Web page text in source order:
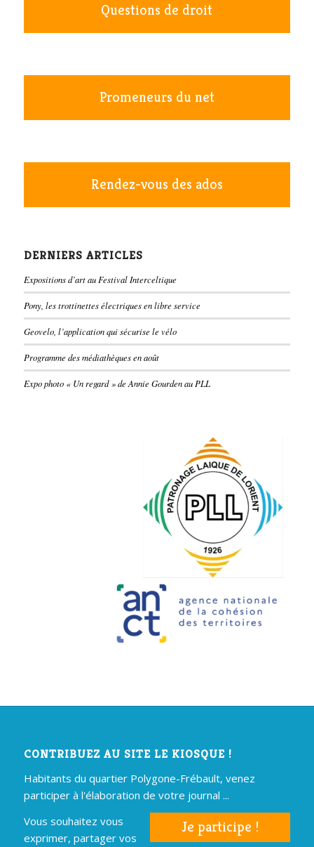
Questions de droit
Promeneurs du net
Rendez-vous des ados
DERNIERS ARTICLES
Expositions d’art au Festival Interceltique
Pony, les trottinettes électriques en libre service
Geovelo, l’application qui sécurise le vélo
Programme des médiathèques en août
Expo photo « Un regard » de Annie Gourden au PLL
CONTRIBUEZ AU SITE LE KIOSQUE !
Habitants du quartier Polygone-Frébault, venez
participer à l'élaboration de votre journal ...
Je participe !
Vous souhaitez vous
exprimer, partager vos